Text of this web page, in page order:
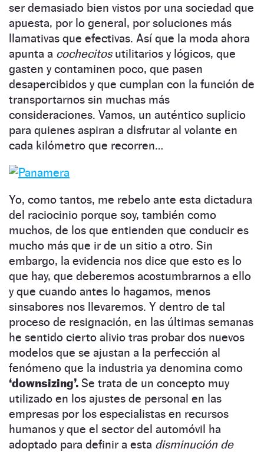
ser demasiado bien vistos por una sociedad que
apuesta, por lo general, por soluciones más
llamativas que efectivas. Así que la moda ahora
apunta a cochecitos utilitarios y lógicos, que
gasten y contaminen poco, que pasen
desapercibidos y que cumplan con la función de
transportarnos sin muchas más
consideraciones. Vamos, un auténtico suplicio
para quienes aspiran a disfrutar al volante en
cada kilómetro que recorren…
Yo, como tantos, me rebelo ante esta dictadura
del raciocinio porque soy, también como
muchos, de los que entienden que conducir es
mucho más que ir de un sitio a otro. Sin
embargo, la evidencia nos dice que esto es lo
que hay, que deberemos acostumbrarnos a ello
y que cuando antes lo hagamos, menos
sinsabores nos llevaremos. Y dentro de tal
proceso de resignación, en las últimas semanas
he sentido cierto alivio tras probar dos nuevos
modelos que se ajustan a la perfección al
fenómeno que la industria ya denomina como
‘downsizing’. Se trata de un concepto muy
utilizado en los ajustes de personal en las
empresas por los especialistas en recursos
humanos y que el sector del automóvil ha
adoptado para definir a esta disminución de